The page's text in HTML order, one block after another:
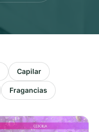
Capilar
Fragancias